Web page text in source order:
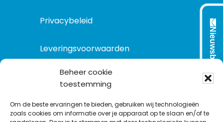
Beheer cookie
toestemming
Om de beste ervaringen te bieden, gebruiken wij technologieën
zoals cookies om informatie over je apparaat op te slaan en/of te
Privacybeleid
Leveringsvoorwaarden Nieuwsbrief